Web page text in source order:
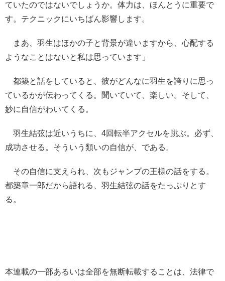
ていたのではないでしょうか。体力は、ほんとうに重要で
す。テクニックにいちばん影響します。
まあ、羽生はほかの子と背景が違いますから、心配する
ようなことはないと私は思っています」
都築と話をしていると、彼がどんなに羽生を誇りに思っ
ているかが伝わってくる。聞いていて、楽しい。そして、
妙に自信がわいてくる。
羽生結弦は近いうちに、4回転半アクセルを跳ぶ。必ず、
成功させる。そういう類いの自信が、である。
その自信に支えられ、次もジャンプの王様の話をする。
都築章一郎だから語れる、羽生結弦の話をたっぷりとす
る。
本連載の一部あるいは全部を無断転載することは、法律で